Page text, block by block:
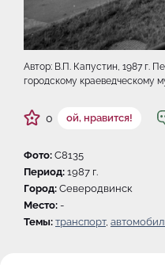
Автор: В.П. Капустин, 1987 г.
городскому краеведческому
0 ой, нравится!
Фото: C8135
Период: 1987 г.
Город: Северодвинск
Место: -
Темы: транспорт,